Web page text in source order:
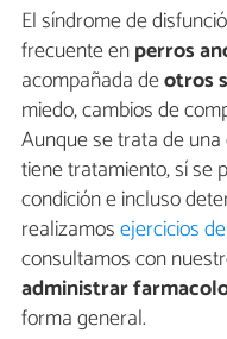
El síndrome de
frecuente enperros
acompañada deotros
miedo, cambios de
Aunque se trata de
tiene tratamiento, sí se
condición e incluso
realizamosejercicios
consultamos con
administrar
forma general.